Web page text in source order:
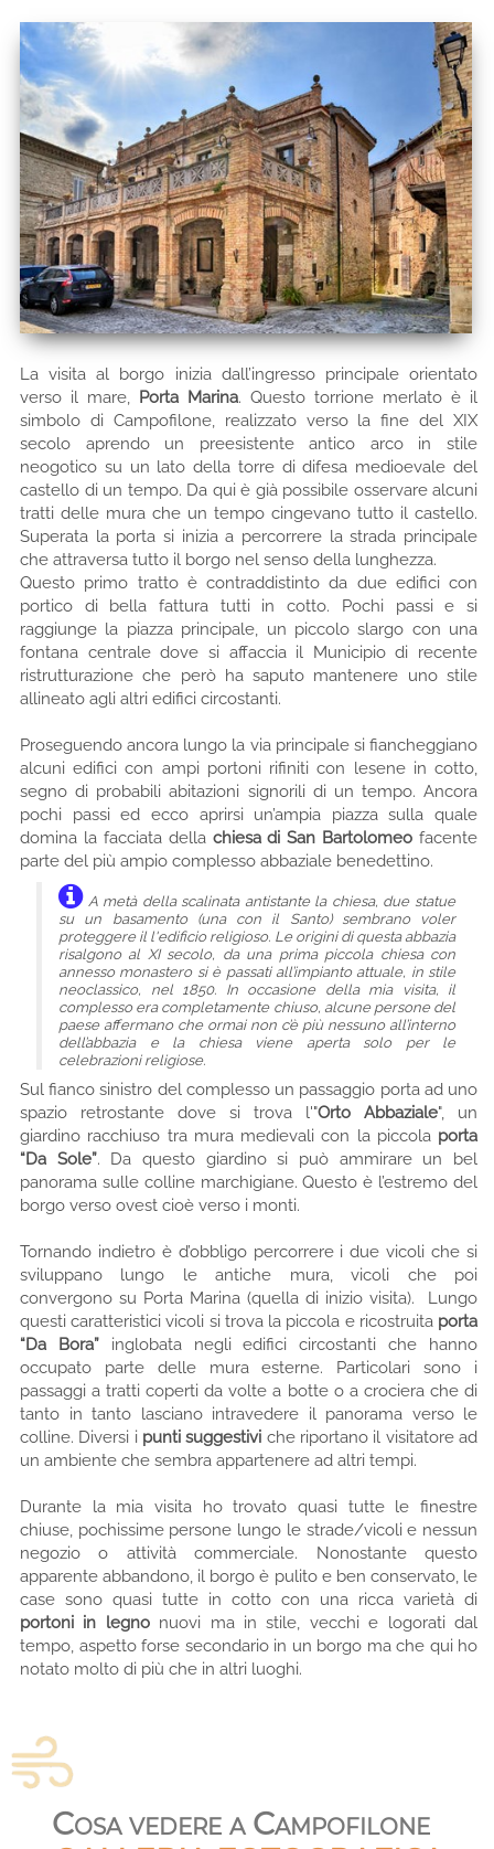
La visita al borgo inizia dall’ingresso principale orientato
verso il mare, Porta Marina. Questo torrione merlato è il
simbolo di Campofilone, realizzato verso la fine del XIX
secolo aprendo un preesistente antico arco in stile
neogotico su un lato della torre di difesa medioevale del
castello di un tempo. Da qui è già possibile osservare alcuni
tratti delle mura che un tempo cingevano tutto il castello.
Superata la porta si inizia a percorrere la strada principale
che attraversa tutto il borgo nel senso della lunghezza.
Questo primo tratto è contraddistinto da due edifici con
portico di bella fattura tutti in cotto. Pochi passi e si
raggiunge la piazza principale, un piccolo slargo con una
fontana centrale dove si affaccia il Municipio di recente
ristrutturazione che però ha saputo mantenere uno stile
allineato agli altri edifici circostanti.
Proseguendo ancora lungo la via principale si fiancheggiano
alcuni edifici con ampi portoni rifiniti con lesene in cotto,
segno di probabili abitazioni signorili di un tempo. Ancora
pochi passi ed ecco aprirsi un’ampia piazza sulla quale
domina la facciata della chiesa di San Bartolomeo facente
parte del più ampio complesso abbaziale benedettino.
A metà della scalinata antistante la chiesa, due statue
su un basamento (una con il Santo) sembrano voler
proteggere il l'edificio religioso. Le origini di questa abbazia
risalgono al XI secolo, da una prima piccola chiesa con
annesso monastero si è passati all’impianto attuale, in stile
neoclassico, nel 1850. In occasione della mia visita, il
complesso era completamente chiuso, alcune persone del
paese affermano che ormai non c’è più nessuno all’interno
dell’abbazia e la chiesa viene aperta solo per le
celebrazioni religiose.
Sul fianco sinistro del complesso un passaggio porta ad uno
spazio retrostante dove si trova l'"Orto Abbaziale", un
giardino racchiuso tra mura medievali con la piccola porta
“Da Sole”. Da questo giardino si può ammirare un bel
panorama sulle colline marchigiane. Questo è l’estremo del
borgo verso ovest cioè verso i monti.
Tornando indietro è d’obbligo percorrere i due vicoli che si
sviluppano lungo le antiche mura, vicoli che poi
convergono su Porta Marina (quella di inizio visita). Lungo
questi caratteristici vicoli si trova la piccola e ricostruita porta
“Da Bora”inglobata negli edifici circostanti che hanno
occupato parte delle mura esterne. Particolari sono i
passaggi a tratti coperti da volte a botte o a crociera che di
tanto in tanto lasciano intravedere il panorama verso le
colline. Diversi ipunti suggestivi che riportano il visitatore ad
un ambiente che sembra appartenere ad altri tempi.
Durante la mia visita ho trovato quasi tutte le finestre
chiuse, pochissime persone lungo le strade/vicoli e nessun
negozio o attività commerciale. Nonostante questo
apparente abbandono, il borgo è pulito e ben conservato, le
case sono quasi tutte in cotto con una ricca varietà di
portoni in legnonuovi ma in stile, vecchi e logorati dal
tempo, aspetto forse secondario in un borgo ma che qui ho
notato molto di più che in altri luoghi.
Cosa vedere a Campofilone